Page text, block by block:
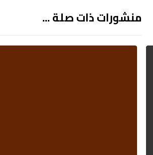
منشورات ذات صلة ...